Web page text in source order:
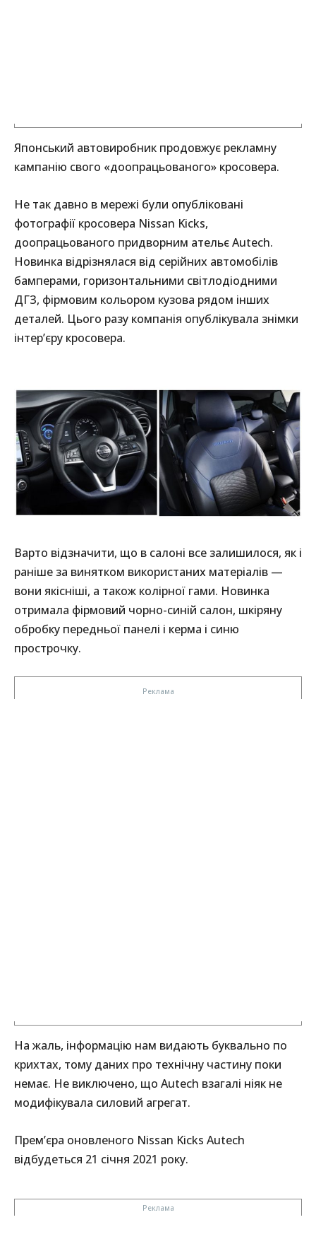
Японський автовиробник продовжує рекламну
кампанію свого «доопрацьованого» кросовера.
Не так давно в мережі були опубліковані
фотографії кросовера Nissan Kicks,
доопрацьованого придворним ательє Autech.
Новинка відрізнялася від серійних автомобілів
бамперами, горизонтальними світлодіодними
ДГЗ, фірмовим кольором кузова рядом інших
деталей. Цього разу компанія опублікувала знімки
інтер’єру кросовера.
Варто відзначити, що в салоні все залишилося, як і
раніше за винятком використаних матеріалів —
вони якісніші, а також колірної гами. Новинка
отримала фірмовий чорно-синій салон, шкіряну
обробку передньої панелі і керма і синю
прострочку.
На жаль, інформацію нам видають буквально по
крихтах, тому даних про технічну частину поки
немає. Не виключено, що Autech взагалі ніяк не
модифікувала силовий агрегат.
Прем’єра оновленого Nissan Kicks Autech
відбудеться 21 січня 2021 року.